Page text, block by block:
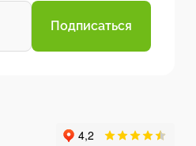
Подписаться